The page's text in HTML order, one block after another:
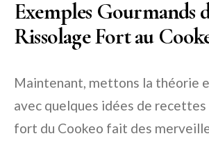
Exemples Gourmands
Rissolage Fort au
Maintenant, mettons la théorie
avec quelques idées de
fort du Cookeo fait des